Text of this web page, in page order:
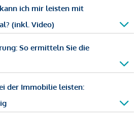
ich mir leisten mit
(inkl. Video)
So ermitteln Sie die
der Immobilie leisten: